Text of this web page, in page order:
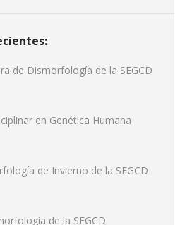
de Dismorfología de la SEGCD
en Genética Humana
de Invierno de la SEGCD
de la SEGCD